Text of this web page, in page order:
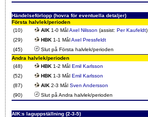
Händelseförlopp (hovra för eventuella detaljer)
Första halvlek/perioden
(10)
AIK 1-0 MålAxel Nilsson (assist: Per Kaufeldt)
(29)
HBK 1-1 MålAxel Pressfeldt
(45)
Slut på Första halvlek/perioden
Andra halvlek/perioden
(48)
HBK 1-2 Mål Emil Karlsson
(52)
HBK 1-3 Mål Emil Karlsson
(87)
AIK 2-3 Mål Sven Andersson
(90)
Slut på Andra halvlek/perioden
AIK:s laguppställning (2-3-5)